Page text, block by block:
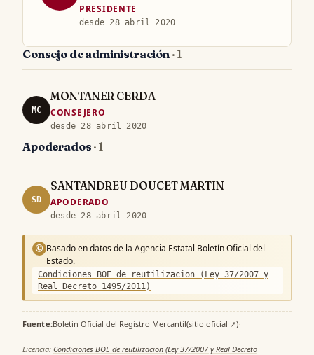
PRESIDENTE
desde 28 abril 2020
Consejo de administración · 1
MC
MONTANER CERDA
CONSEJERO
desde 28 abril 2020
Apoderados · 1
SD
SANTANDREU DOUCET MARTIN
APODERADO
desde 28 abril 2020
© Basado en datos de la Agencia Estatal Boletín Oficial del
Estado.
Condiciones BOE de reutilizacion (Ley 37/2007 y
Real Decreto 1495/2011)
Fuente:Boletin Oficial del Registro Mercantil(sitio oficial ↗)·
Licencia: Condiciones BOE de reutilizacion (Ley 37/2007 y Real Decreto